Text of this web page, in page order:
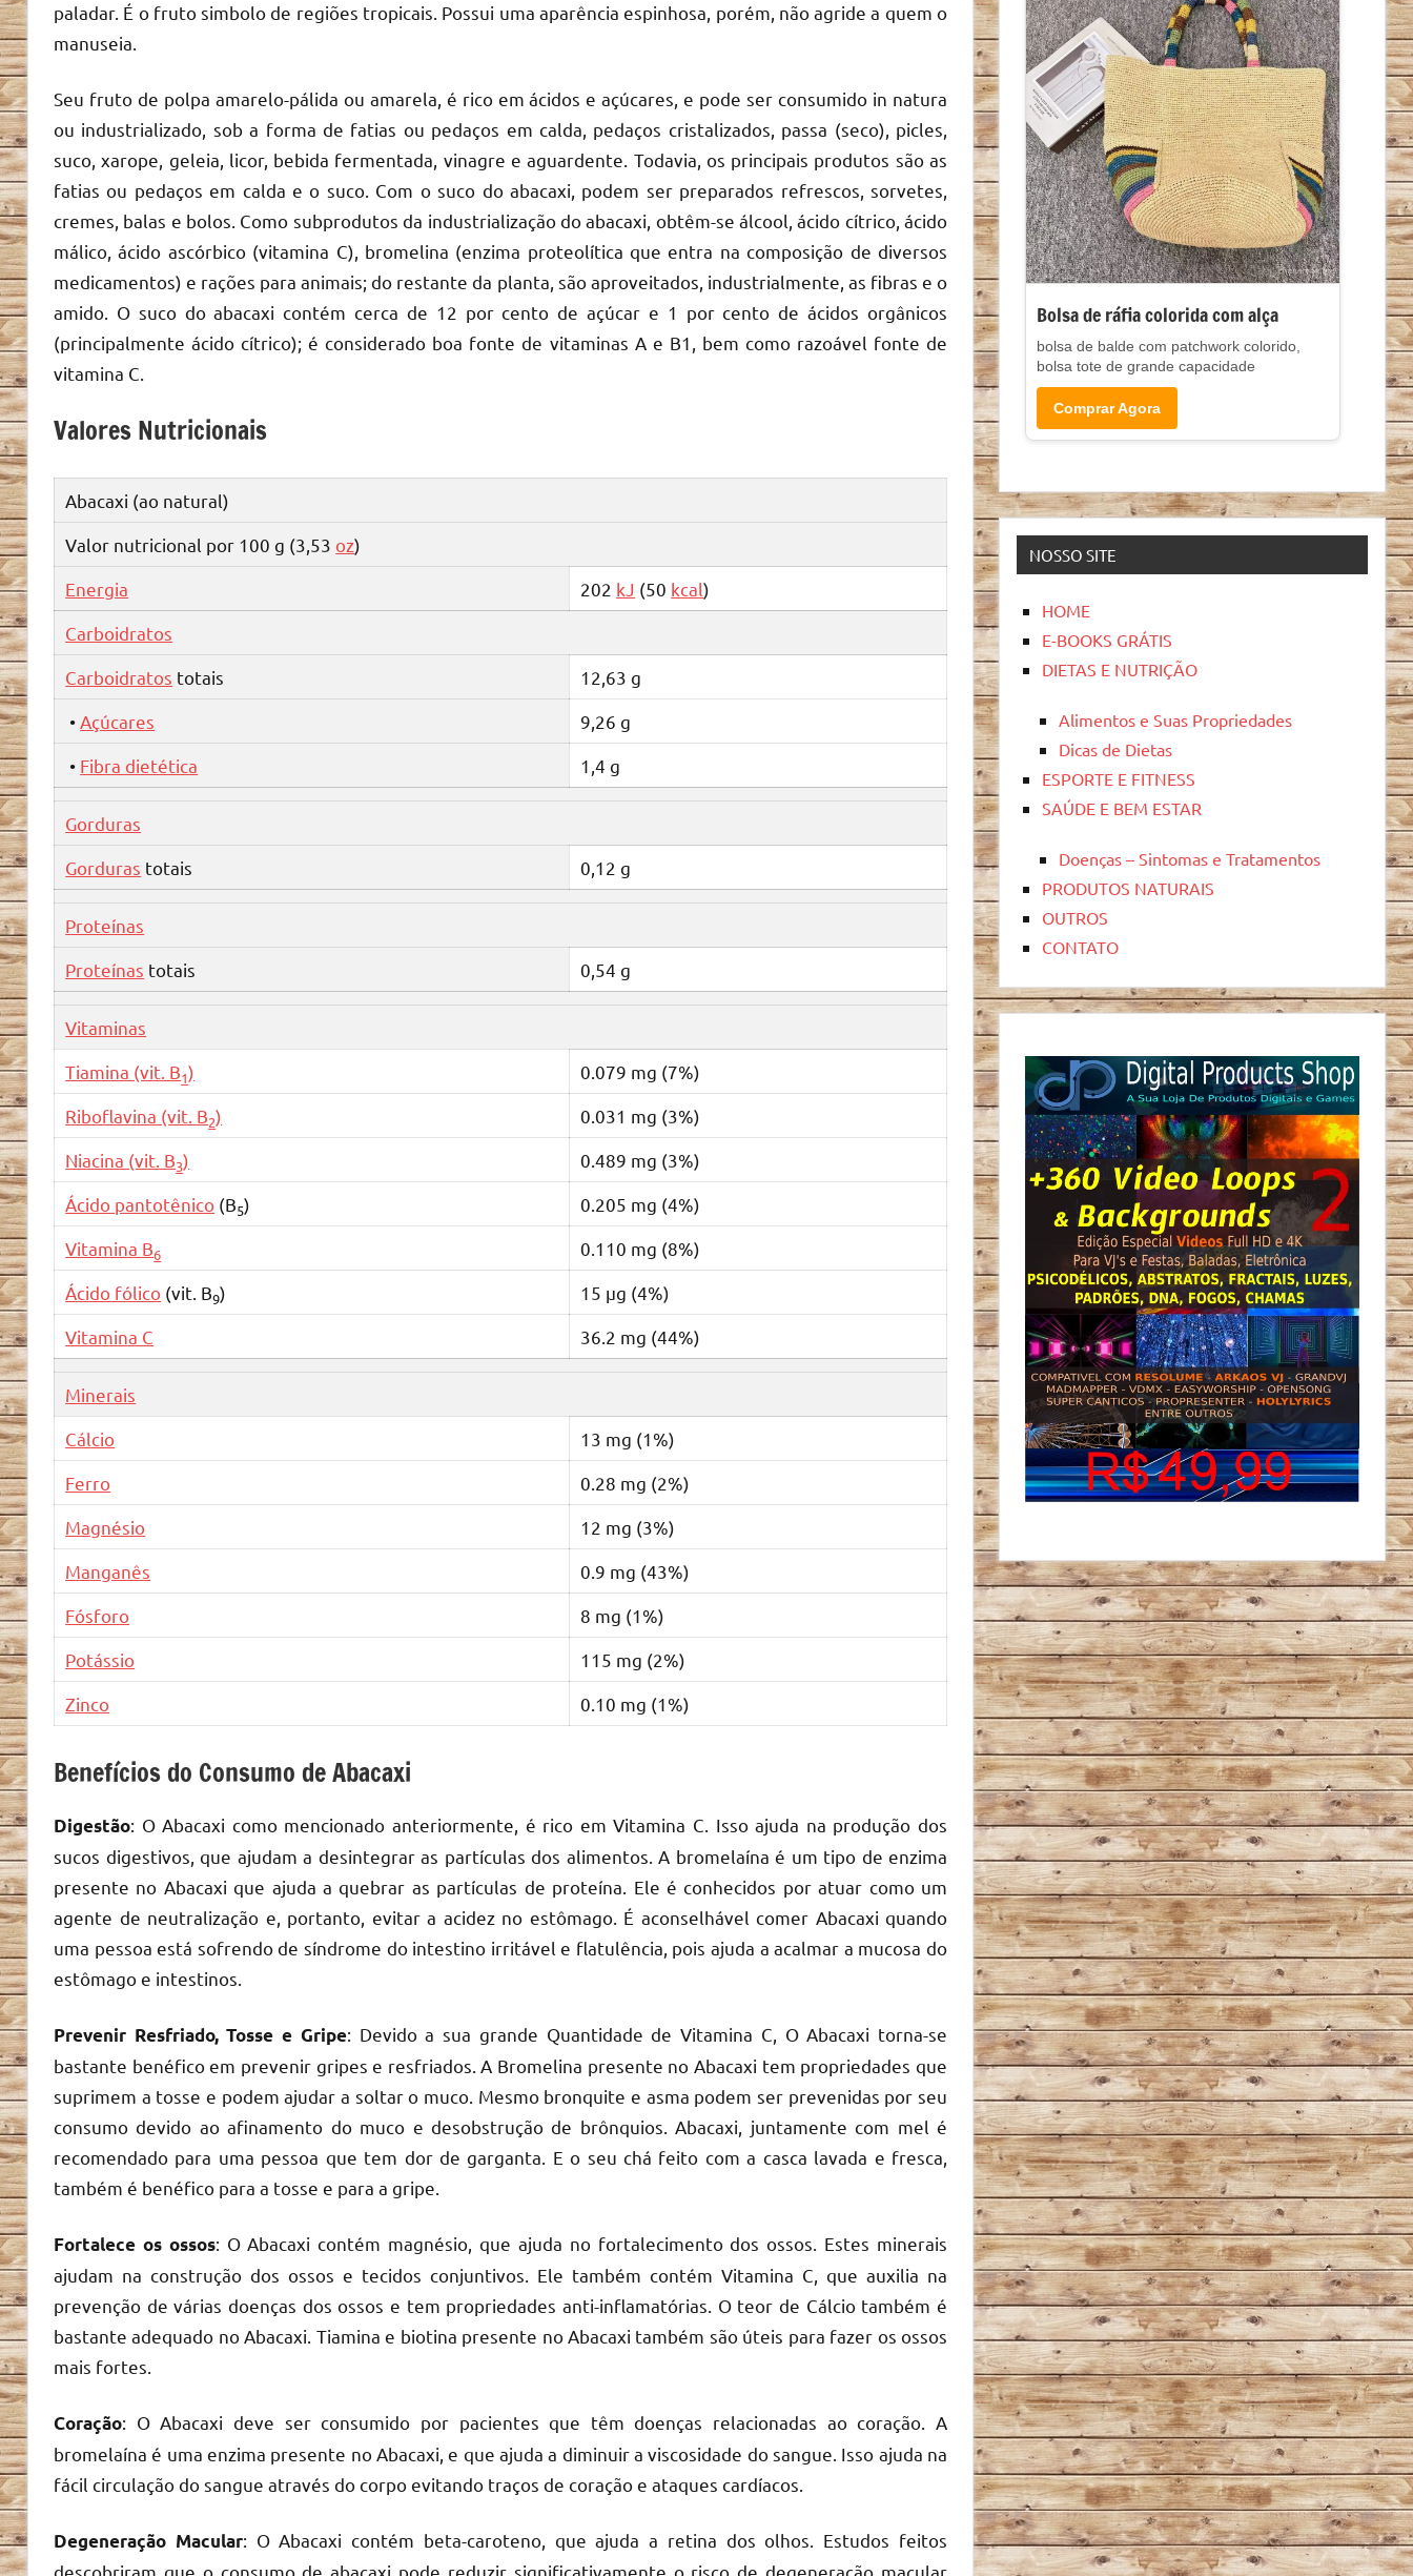
paladar. É o fruto simbolo de regiões tropicais. Possui uma aparência espinhosa, porém, não agride a quem o
manuseia.
Seu fruto de polpa amarelo-pálida ou amarela, é rico em ácidos e açúcares, e pode ser consumido in natura
ou industrializado, sob a forma de fatias ou pedaços em calda, pedaços cristalizados, passa (seco), picles,
suco, xarope, geleia, licor, bebida fermentada, vinagre e aguardente. Todavia, os principais produtos são as
fatias ou pedaços em calda e o suco. Com o suco do abacaxi, podem ser preparados refrescos, sorvetes,
cremes, balas e bolos. Como subprodutos da industrialização do abacaxi, obtêm-se álcool, ácido cítrico, ácido
málico, ácido ascórbico (vitamina C), bromelina (enzima proteolítica que entra na composição de diversos
medicamentos) e rações para animais; do restante da planta, são aproveitados, industrialmente, as fibras e o
amido. O suco do abacaxi contém cerca de 12 por cento de açúcar e 1 por cento de ácidos orgânicos
(principalmente ácido cítrico); é considerado boa fonte de vitaminas A e B1, bem como razoável fonte de
vitamina C.
Valores Nutricionais
Abacaxi (ao natural)
Valor nutricional por 100 g (3,53 oz)
Energia
202 kJ (50 kcal)
Carboidratos
Carboidratos totais
12,63 g
•Açúcares
9,26 g
• Fibra dietética 1,4 g
Gorduras
Gorduras totais 0,12 g
Proteínas
Proteínas totais 0,54 g
Vitaminas
Tiamina (vit. B1)
0.079 mg (7%)
Riboflavina (vit. B2)
0.031 mg (3%)
Niacina (vit. B3)
0.489 mg (3%)
Ácido pantotênico (B5)
0.205 mg (4%)
Vitamina B6
0.110 mg (8%)
Ácido fólico (vit. B9)
15 µg (4%)
Vitamina C
36.2 mg (44%)
Minerais
Cálcio
13 mg (1%)
Ferro
0.28 mg (2%)
Magnésio
12 mg (3%)
Manganês
0.9 mg (43%)
Fósforo
8 mg (1%)
Potássio
115 mg (2%)
Zinco
0.10 mg (1%)
Benefícios do Consumo de Abacaxi
Digestão: O Abacaxi como mencionado anteriormente, é rico em Vitamina C. Isso ajuda na produção dos
sucos digestivos, que ajudam a desintegrar as partículas dos alimentos. A bromelaína é um tipo de enzima
presente no Abacaxi que ajuda a quebrar as partículas de proteína. Ele é conhecidos por atuar como um
agente de neutralização e, portanto, evitar a acidez no estômago. É aconselhável comer Abacaxi quando
uma pessoa está sofrendo de síndrome do intestino irritável e flatulência, pois ajuda a acalmar a mucosa do
estômago e intestinos.
Prevenir Resfriado, Tosse e Gripe: Devido a sua grande Quantidade de Vitamina C, O Abacaxi torna-se
bastante benéfico em prevenir gripes e resfriados. A Bromelina presente no Abacaxi tem propriedades que
suprimem a tosse e podem ajudar a soltar o muco. Mesmo bronquite e asma podem ser prevenidas por seu
consumo devido ao afinamento do muco e desobstrução de brônquios. Abacaxi, juntamente com mel é
recomendado para uma pessoa que tem dor de garganta. E o seu chá feito com a casca lavada e fresca,
também é benéfico para a tosse e para a gripe.
Fortalece os ossos: O Abacaxi contém magnésio, que ajuda no fortalecimento dos ossos. Estes minerais
ajudam na construção dos ossos e tecidos conjuntivos. Ele também contém Vitamina C, que auxilia na
prevenção de várias doenças dos ossos e tem propriedades anti-inflamatórias. O teor de Cálcio também é
bastante adequado no Abacaxi. Tiamina e biotina presente no Abacaxi também são úteis para fazer os ossos
mais fortes.
Coração: O Abacaxi deve ser consumido por pacientes que têm doenças relacionadas ao coração. A
bromelaína é uma enzima presente no Abacaxi, e que ajuda a diminuir a viscosidade do sangue. Isso ajuda na
fácil circulação do sangue através do corpo evitando traços de coração e ataques cardíacos.
Degeneração Macular: O Abacaxi contém beta-caroteno, que ajuda a retina dos olhos. Estudos feitos
Bolsa de ráfia colorida com alça
bolsa de balde com patchwork colorido,
bolsa tote de grande capacidade
Comprar Agora
NOSSO SITE
HOME
E-BOOKS GRÁTIS
DIETAS E NUTRIÇÃO
Alimentos e Suas Propriedades
Dicas de Dietas
ESPORTE E FITNESS
SAÚDE E BEM ESTAR
Doenças – Sintomas e Tratamentos
PRODUTOS NATURAIS
OUTROS
CONTATO